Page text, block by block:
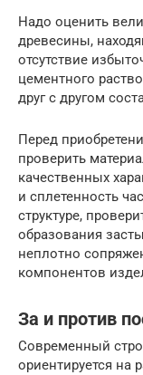
Надо оценить
древесины,
отсутствие
цементного
друг с другом
Перед
проверить
качественных
и сплетенность
структуре,
образования
неплотно
компонентов
За и против
Современный
ориентируется на